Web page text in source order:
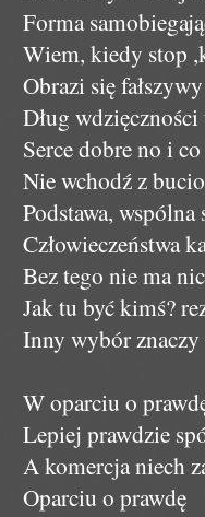
Forma
Wiem, kiedy stop
Obrazi się
Dług
Serce dobre no i
Nie wchodź z
Podstawa, wspólna
Człowieczeństwa
Bez tego nie ma
Jak tu być kimś?
Inny wybór
W oparciu o
Lepiej prawdzie
A komercja niech
Oparciu o prawdę